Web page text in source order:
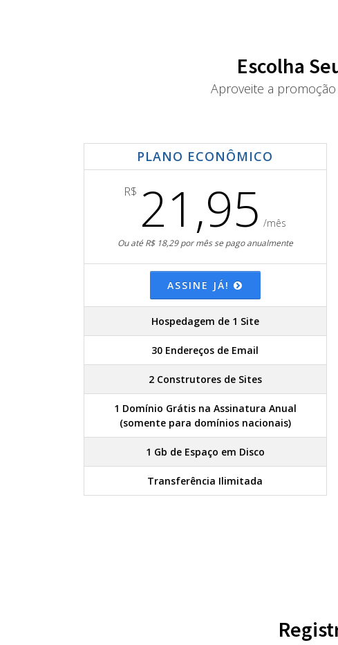
Escolha
Aproveite a
PLANO ECONÔMICO
R$ 21,95 /mês
Ou até R$ 18,29 por mês se pago anualmente
ASSINE JÁ!
Hospedagem de 1 Site
30 Endereços de Email
2 Construtores de Sites
1 Domínio Grátis na Assinatura Anual
(somente para domínios nacionais)
1 Gb de Espaço em Disco
Transferência Ilimitada